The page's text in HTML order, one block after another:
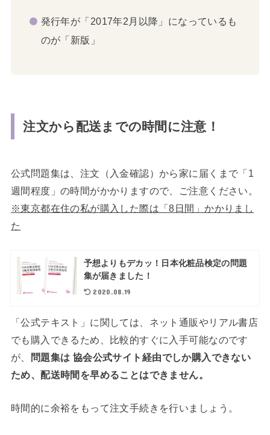
発行年が「2017年2月以降」になっているも
のが「新版」
注文から配送までの時間に注意！
公式問題集は、注文（入金確認）から家に届くまで「1
週間程度」の時間がかかりますので、ご注意ください。
※東京都在住の私が購入した際は「8日間」かかりまし
た
予想よりもデカッ！日本化粧品検定の問題
集が届きました！
2020.08.19
「公式テキスト」に関しては、ネット通販やリアル書店
でも購入できるため、比較的すぐに入手可能なのです
が、
問題集は 協会公式サイト経由でしか購入できない
ため、配送時間を早めることはできません。
時間的に余裕をもって注文手続きを行いましょう。